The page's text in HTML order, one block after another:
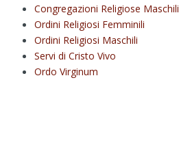
Congregazioni Religiose Maschili
Ordini Religiosi Femminili
Ordini Religiosi Maschili
Servi di Cristo Vivo
Ordo Virginum